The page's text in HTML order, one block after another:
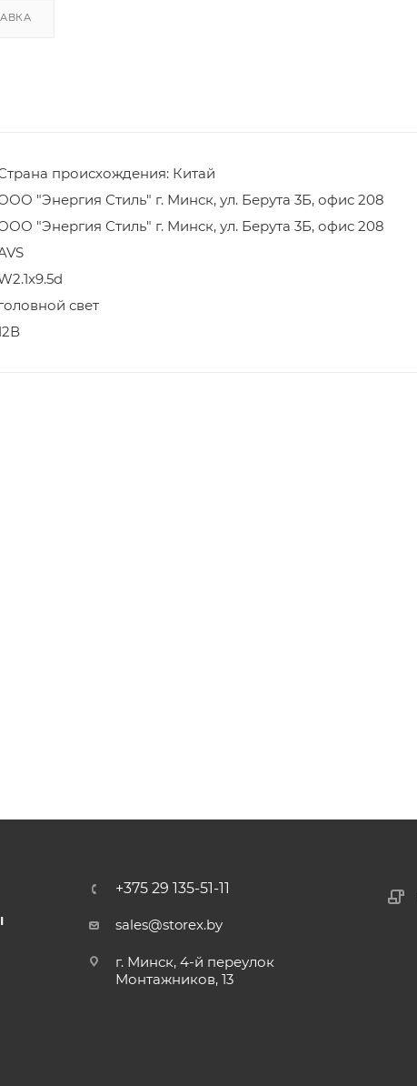
происхождения: Китай
"Энергия Стиль" г. Минск, ул. Берута 3Б, офис 208
"Энергия Стиль" г. Минск, ул. Берута 3Б, офис 208
свет
+375 29 135-51-11
sales@storex.by
г. Минск, 4-й переулок
Монтажников, 13